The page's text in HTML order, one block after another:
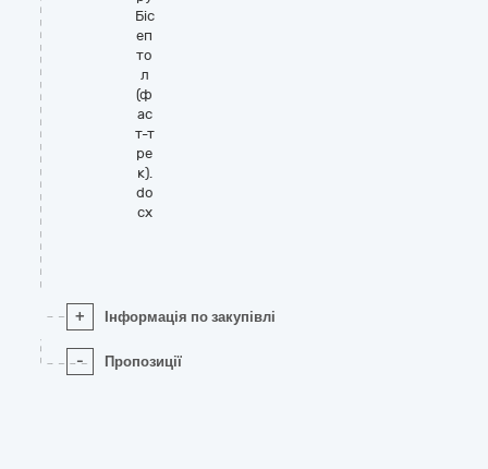
Біс
еп
то
л
(ф
ас
т-т
ре
к).
do
cx
+ Інформація по закупівлі
- Пропозиції